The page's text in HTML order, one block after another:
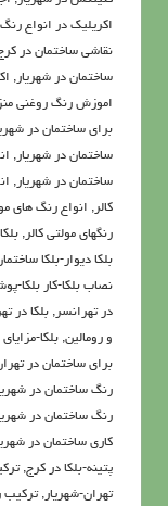
اکریلیک در انواع
نقاشی ساختمان در
ساختمان در شهریار,
اموزش رنگ روغنی
برای ساختمان در
ساختمان در شهریار,
ساختمان در شهریار,
کالر, انواع رنگ های
رنگهای مولتی کالر, بلکا
بلکا دیوار-بلکا
نصاب بلکا-کار بلکا-
در تهرانسر, بلکا در
و رومالین, بلکا-
برای ساختمان در
رنگ ساختمان در
رنگ ساختمان در
کاری ساختمان در
پتینه-بلکا در کرج,
تهران-شهریار,ترکیب